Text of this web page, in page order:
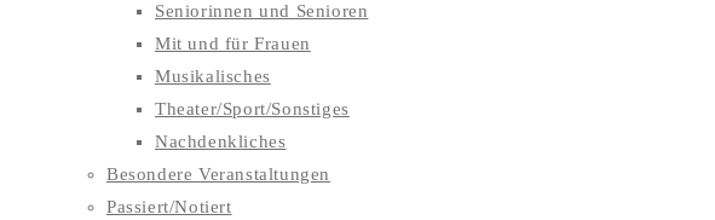
Seniorinnen und Senioren
Mit und für Frauen
Musikalisches
Theater/Sport/Sonstiges
Nachdenkliches
Besondere Veranstaltungen
Passiert/Notiert